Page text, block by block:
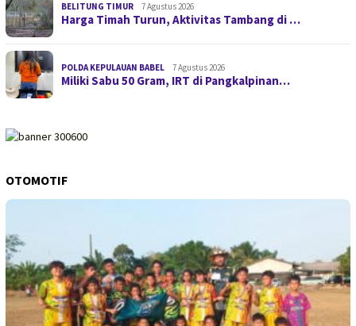
BELITUNG TIMUR 7 Agustus 2026
Harga Timah Turun, Aktivitas Tambang di …
POLDA KEPULAUAN BABEL 7 Agustus 2026
Miliki Sabu 50 Gram, IRT di Pangkalpinan…
OTOMOTIF